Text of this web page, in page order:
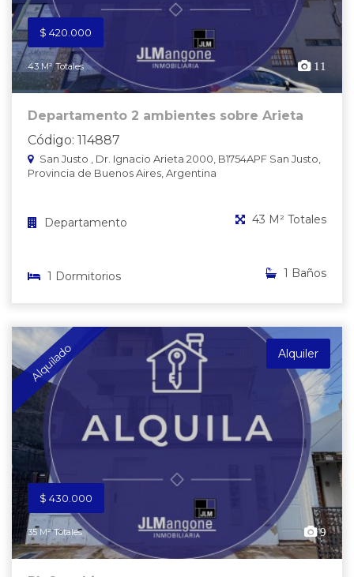
$ 420.000
43 M² Totales 11
Departamento 2 ambientes sobre Arieta
Código: 114887
San Justo , Dr. Ignacio Arieta 2000, B1754APF San Justo,
Provincia de Buenos Aires, Argentina
Departamento 43 M² Totales
1 Dormitorios 1 Baños
Alquilado Alquiler
$ 430.000
35 M² Totales 9